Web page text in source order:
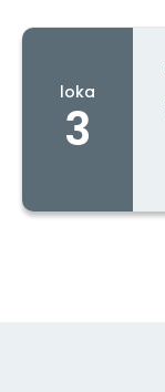
loka
3